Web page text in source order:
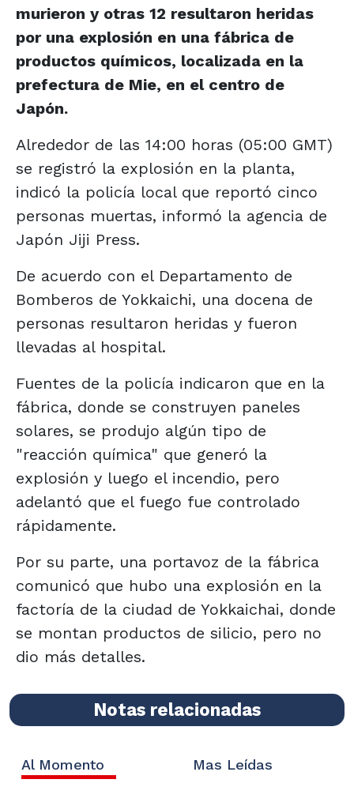
murieron y otras 12 resultaron heridas
por una explosión en una fábrica de
productos químicos, localizada en la
prefectura de Mie, en el centro de
Japón.
Alrededor de las 14:00 horas (05:00 GMT)
se registró la explosión en la planta,
indicó la policía local que reportó cinco
personas muertas, informó la agencia de
Japón Jiji Press.
De acuerdo con el Departamento de
Bomberos de Yokkaichi, una docena de
personas resultaron heridas y fueron
llevadas al hospital.
Fuentes de la policía indicaron que en la
fábrica, donde se construyen paneles
solares, se produjo algún tipo de
"reacción química" que generó la
explosión y luego el incendio, pero
adelantó que el fuego fue controlado
rápidamente.
Por su parte, una portavoz de la fábrica
comunicó que hubo una explosión en la
factoría de la ciudad de Yokkaichai, donde
se montan productos de silicio, pero no
dio más detalles.
Notas relacionadas
Al Momento Mas Leídas